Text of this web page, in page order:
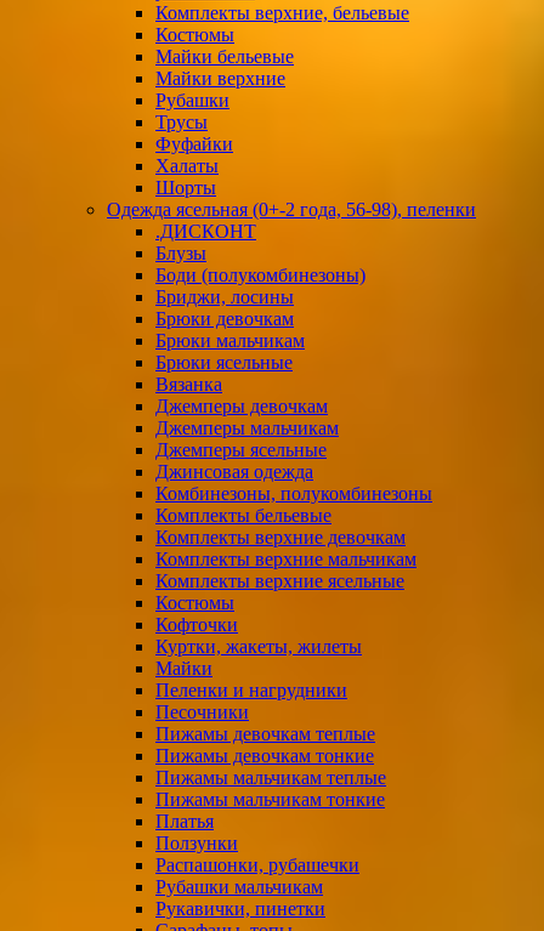
Комплекты верхние, бельевые
Костюмы
Майки бельевые
Майки верхние
Рубашки
Трусы
Фуфайки
Халаты
Шорты
Одежда ясельная (0+-2 года, 56-98), пеленки
.ДИСКОНТ
Блузы
Боди (полукомбинезоны)
Бриджи, лосины
Брюки девочкам
Брюки мальчикам
Брюки ясельные
Вязанка
Джемперы девочкам
Джемперы мальчикам
Джемперы ясельные
Джинсовая одежда
Комбинезоны, полукомбинезоны
Комплекты бельевые
Комплекты верхние девочкам
Комплекты верхние мальчикам
Комплекты верхние ясельные
Костюмы
Кофточки
Куртки, жакеты, жилеты
Майки
Пеленки и нагрудники
Песочники
Пижамы девочкам теплые
Пижамы девочкам тонкие
Пижамы мальчикам теплые
Пижамы мальчикам тонкие
Платья
Ползунки
Распашонки, рубашечки
Рубашки мальчикам
Рукавички, пинетки